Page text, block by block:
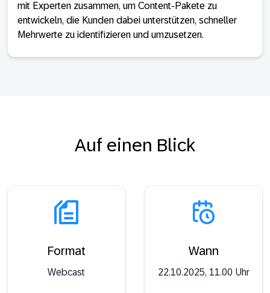
mit Experten zusammen, um Content-Pakete zu
entwickeln, die Kunden dabei unterstützen, schneller
Mehrwerte zu identifizieren und umzusetzen.
Auf einen Blick
Format
Webcast
Wann
22.10.2025, 11.00 Uhr